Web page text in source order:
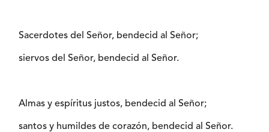
Sacerdotes del Señor, bendecid al Señor;
siervos del Señor, bendecid al Señor.
Almas y espíritus justos, bendecid al Señor;
santos y humildes de corazón, bendecid al Señor.